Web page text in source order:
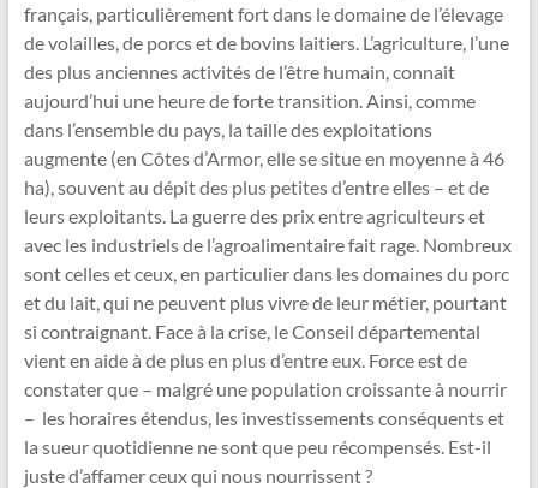
français, particulièrement fort dans le domaine de l’élevage
de volailles, de porcs et de bovins laitiers. L’agriculture, l’une
des plus anciennes activités de l’être humain, connait
aujourd’hui une heure de forte transition. Ainsi, comme
dans l’ensemble du pays, la taille des exploitations
augmente (en Côtes d’Armor, elle se situe en moyenne à 46
ha), souvent au dépit des plus petites d’entre elles – et de
leurs exploitants. La guerre des prix entre agriculteurs et
avec les industriels de l’agroalimentaire fait rage. Nombreux
sont celles et ceux, en particulier dans les domaines du porc
et du lait, qui ne peuvent plus vivre de leur métier, pourtant
si contraignant. Face à la crise, le Conseil départemental
vient en aide à de plus en plus d’entre eux. Force est de
constater que – malgré une population croissante à nourrir
– les horaires étendus, les investissements conséquents et
la sueur quotidienne ne sont que peu récompensés. Est-il
juste d’affamer ceux qui nous nourrissent ?